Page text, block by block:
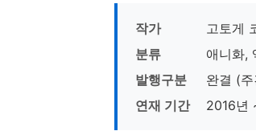
작가
고토게
분류
애니화,
발행구분
완결 (
연재 기간
2016년